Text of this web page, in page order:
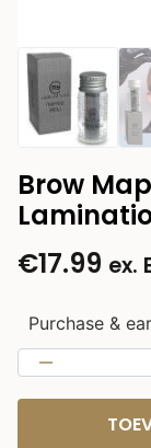
Brow
€17.99 ex.
Purchase &